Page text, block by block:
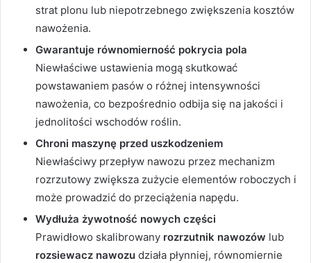
strat plonu lub niepotrzebnego zwiększenia kosztów
nawożenia.
Gwarantuje równomierność pokrycia pola
Niewłaściwe ustawienia mogą skutkować
powstawaniem pasów o różnej intensywności
nawożenia, co bezpośrednio odbija się na jakości i
jednolitości wschodów roślin.
Chroni maszynę przed uszkodzeniem
Niewłaściwy przepływ nawozu przez mechanizm
rozrzutowy zwiększa zużycie elementów roboczych i
może prowadzić do przeciążenia napędu.
Wydłuża żywotność nowych części
Prawidłowo skalibrowany rozrzutnik nawozów lub
rozsiewacz nawozu działa płynniej, równomiernie